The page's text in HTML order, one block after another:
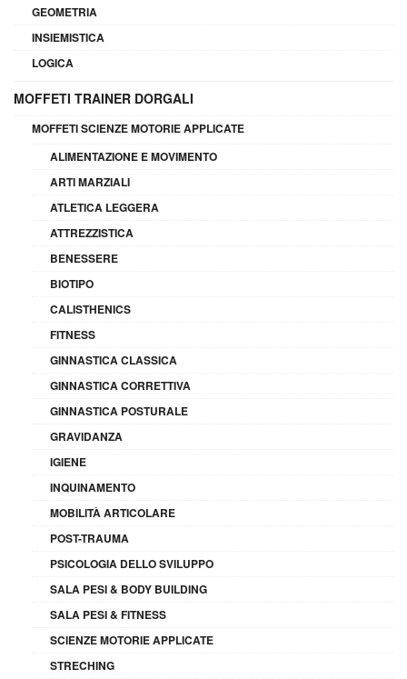
GEOMETRIA
INSIEMISTICA
LOGICA
MOFFETI TRAINER DORGALI
MOFFETI SCIENZE MOTORIE APPLICATE
ALIMENTAZIONE E MOVIMENTO
ARTI MARZIALI
ATLETICA LEGGERA
ATTREZZISTICA
BENESSERE
BIOTIPO
CALISTHENICS
FITNESS
GINNASTICA CLASSICA
GINNASTICA CORRETTIVA
GINNASTICA POSTURALE
GRAVIDANZA
IGIENE
INQUINAMENTO
MOBILITÀ ARTICOLARE
POST-TRAUMA
PSICOLOGIA DELLO SVILUPPO
SALA PESI & BODY BUILDING
SALA PESI & FITNESS
SCIENZE MOTORIE APPLICATE
STRECHING